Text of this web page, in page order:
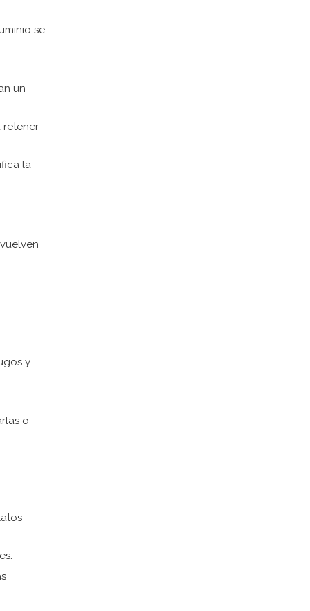
se
un
retener
la
y
o